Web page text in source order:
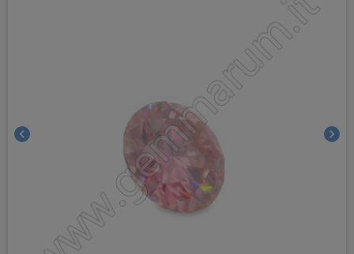
chevron_left chevron_right